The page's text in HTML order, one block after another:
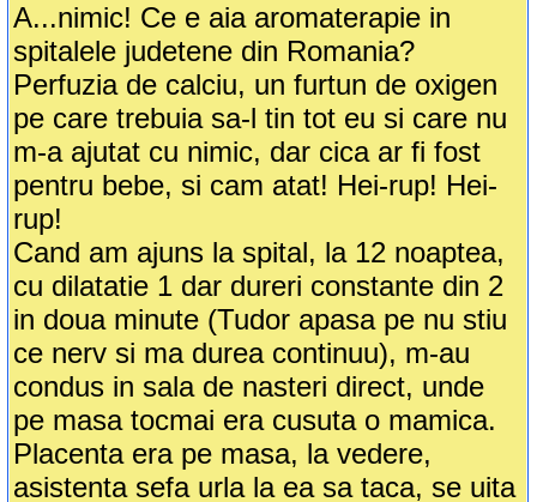
A...nimic! Ce e aia aromaterapie in
spitalele judetene din Romania?
Perfuzia de calciu, un furtun de oxigen
pe care trebuia sa-l tin tot eu si care nu
m-a ajutat cu nimic, dar cica ar fi fost
pentru bebe, si cam atat! Hei-rup! Hei-
rup!
Cand am ajuns la spital, la 12 noaptea,
cu dilatatie 1 dar dureri constante din 2
in doua minute (Tudor apasa pe nu stiu
ce nerv si ma durea continuu), m-au
condus in sala de nasteri direct, unde
pe masa tocmai era cusuta o mamica.
Placenta era pe masa, la vedere,
asistenta sefa urla la ea sa taca, se uita